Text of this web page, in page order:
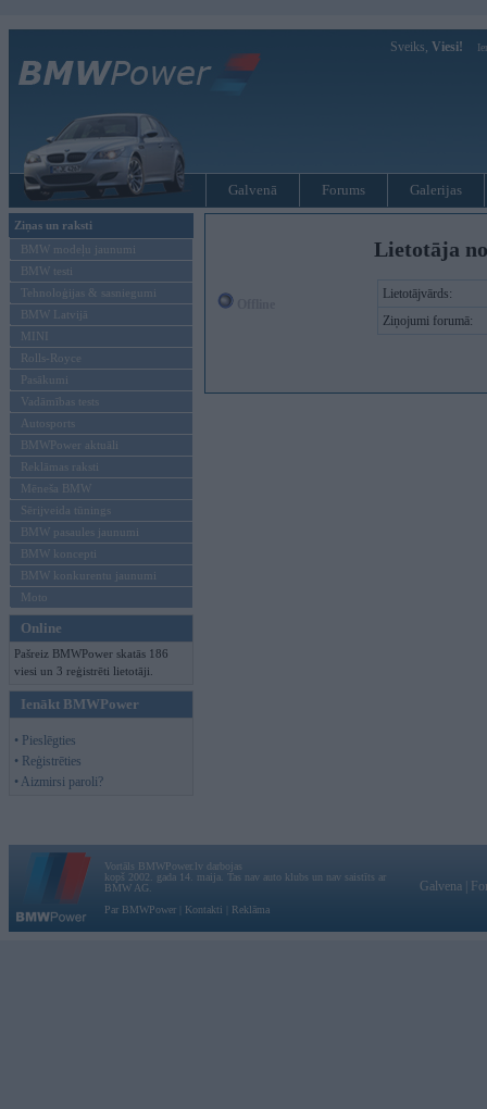
Sveiks, Viesi!
Galvenā Forums Galerijas
Ziņas un raksti
BMW modeļu jaunumi
BMW testi
Tehnoloģijas & sasniegumi
BMW Latvijā
MINI
Rolls-Royce
Pasākumi
Vadāmības tests
Autosports
BMWPower aktuāli
Reklāmas raksti
Mēneša BMW
Sērijveida tūnings
BMW pasaules jaunumi
BMW koncepti
BMW konkurentu jaunumi
Moto
Online
Pašreiz BMWPower skatās 186
viesi un 3 reģistrēti lietotāji.
Ienākt BMWPower
• Pieslēgties
• Reģistrēties
• Aizmirsi paroli?
Lietotāja
Lietotājvārds:
Ziņojumi forumā:
Vortāls BMWPower.lv darbojas
kopš 2002. gada 14. maija. Tas nav auto klubs un nav saistīts ar
BMW AG.
Par BMWPower
Kontakti Reklāma
Galvena